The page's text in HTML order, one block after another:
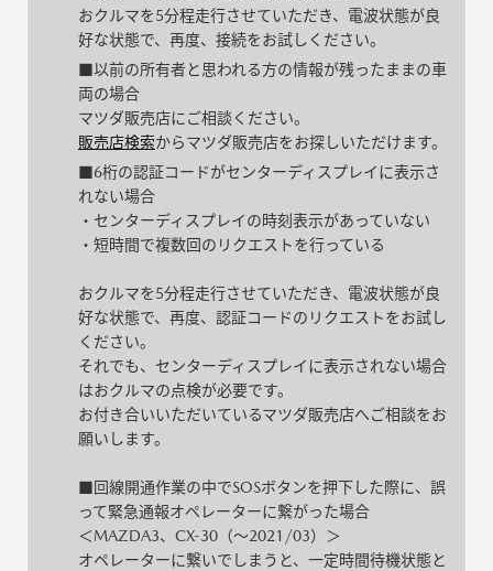
おクルマを5分程走行させていただき、電波状態が良
好な状態で、再度、接続をお試しください。
■以前の所有者と思われる方の情報が残ったままの車
両の場合
マツダ販売店にご相談ください。
販売店検索からマツダ販売店をお探しいただけます。
■6桁の認証コードがセンターディスプレイに表示さ
れない場合
・センターディスプレイの時刻表示があっていない
・短時間で複数回のリクエストを行っている
おクルマを5分程走行させていただき、電波状態が良
好な状態で、再度、認証コードのリクエストをお試し
ください。
それでも、センターディスプレイに表示されない場合
はおクルマの点検が必要です。
お付き合いいただいているマツダ販売店へご相談をお
願いします。
■回線開通作業の中でSOSボタンを押下した際に、誤
って緊急通報オペレーターに繋がった場合
＜MAZDA3、CX-30（～2021/03）＞
オペレーターに繋いでしまうと、一定時間待機状態と